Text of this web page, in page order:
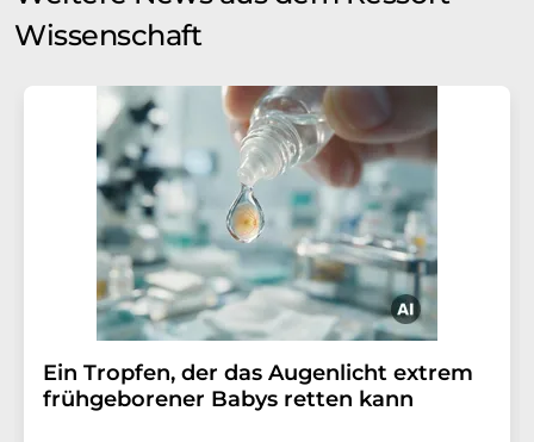
Wissenschaft
Ein Tropfen, der das Augenlicht extrem
frühgeborener Babys retten kann